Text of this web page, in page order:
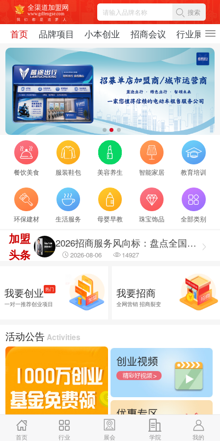
全渠道加盟网
www.gdfengse.com
我
们 都 是 追 梦 人
搜索
首页 品牌项目 小本创业 招商会议 行业展会
首页 行业 展会 学院 我的
餐饮美食 服装鞋包 美容养生 智能家居 教育培训
环保建材 生活服务 母婴早教 珠宝饰品 全部类别
加盟
头条
2026招商服务行业转型：新势力崛起与标杆企业引领，从区域到全国的发展新路径
2026-08-06 69470
2026招商服务风向标：盘点全国头部机构与实战派专家
2026-08-06 14927
2026融资服务行业调研出炉：聚焦合规治理 筑牢企业融资安全防线
2026-08-06
2026融资服务行业调研：破解供需错位难题 提升企业融资落地效能
2026-08-06 26030
我要创业 热门
一对一推荐创业项目
我要招商
全网营销 招商裂变
活动公告 Activities